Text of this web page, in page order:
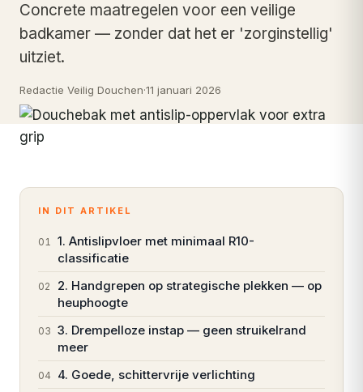
Concrete maatregelen voor een veilige
badkamer — zonder dat het er 'zorginstellig'
uitziet.
Redactie Veilig Douchen·11 januari 2026
IN DIT ARTIKEL
01 1. Antislipvloer met minimaal R10-
classificatie
02
2. Handgrepen op strategische plekken — op
heuphoogte
03 3. Drempelloze instap — geen struikelrand
meer
04 4. Goede, schittervrije verlichting